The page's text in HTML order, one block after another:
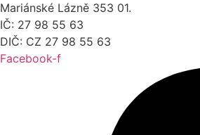
Mariánské Lázně 353 01.
IČ: 27 98 55 63
DIČ: CZ 27 98 55 63
Facebook-f